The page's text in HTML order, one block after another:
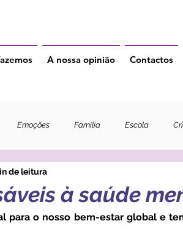
A nossa opinião Contactos
Emoções Família Escola
à saúde
de leitura